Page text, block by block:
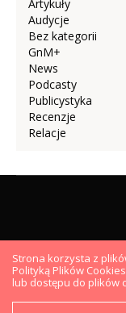
Artykuły
Audycje
Bez kategorii
GnM+
News
Podcasty
Publicystyka
Recenzje
Relacje
AUDYCJE
Copyright ©2019
Strona korzysta z
Polityką Plików
lub dostępu do plików